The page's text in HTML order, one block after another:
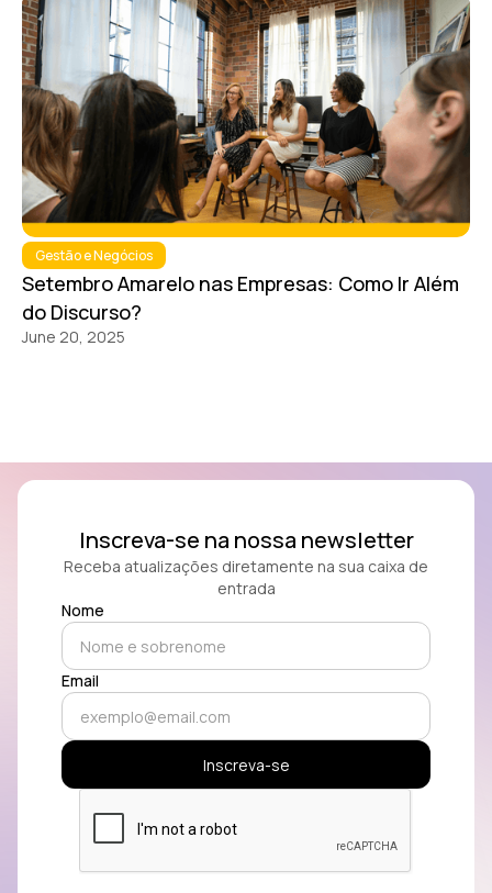
Gestão e Negócios
Setembro Amarelo nas Empresas: Como Ir Além
do Discurso?
June 20, 2025
Inscreva-se na nossa newsletter
Receba atualizações diretamente na sua caixa de
entrada
Nome
Email